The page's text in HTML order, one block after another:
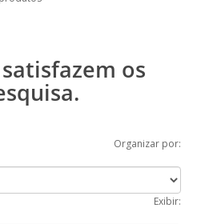
os
Organizar por:
Exibir: